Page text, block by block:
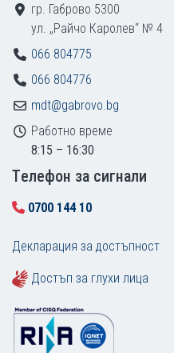
гр. Габрово 5300
ул. „Райчо Каролев“ № 4
066 804775
066 804776
mdt@gabrovo.bg
Работно време
8:15 – 16:30
Tелефон за сигнали
0700 144 10
Декларация за достъпност
Достъп за глухи лица